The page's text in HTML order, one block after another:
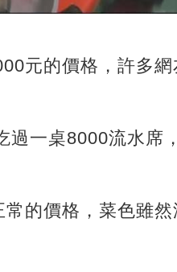
元的價格，許多網
過一桌8000流水席
的價格，菜色雖然